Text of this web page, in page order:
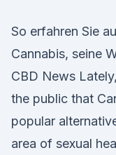
So erfahren Sie
Cannabis, seine
CBD News
the public that
popular
area of sexual